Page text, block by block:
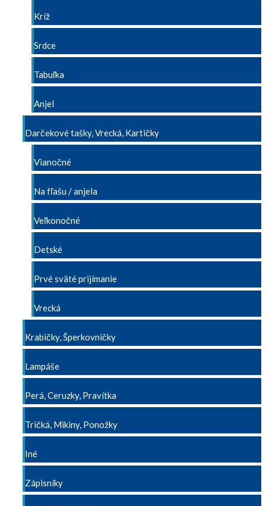
Kríž
Srdce
Tabuľka
Anjel
Darčekové tašky, Vrecká, Kartičky
Vianočné
Na fľašu / anjela
Veľkonočné
Detské
Prvé sväté prijímanie
Vrecká
Krabičky, Šperkovničky
Lampáše
Perá, Ceruzky, Pravítka
Tričká, Mikiny, Ponožky
Iné
Zápisníky